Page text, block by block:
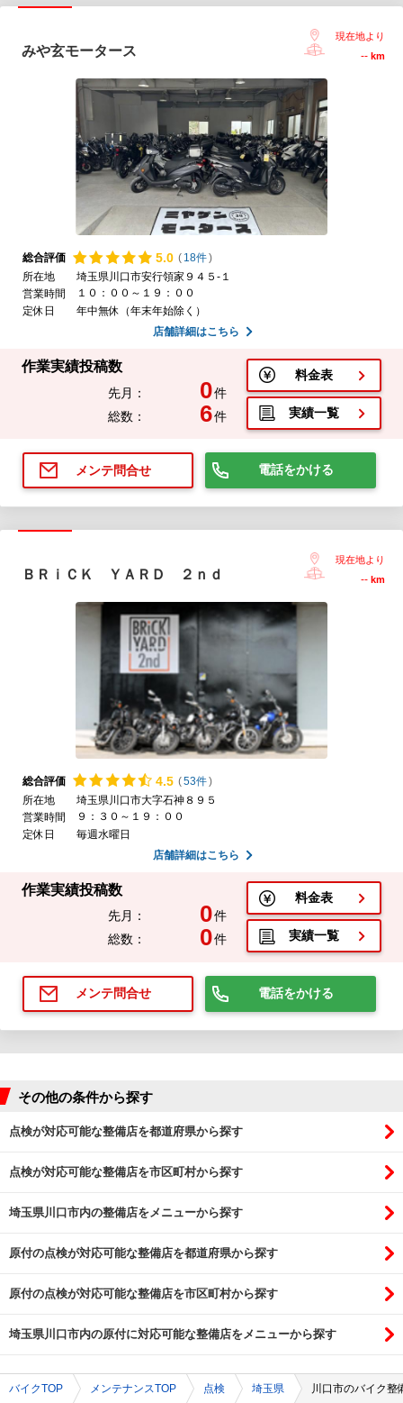
みや玄モータース
現在地より
-- km
総合評価 5.0 ( 18件)
所在地
埼玉県川口市安行領家９４５-１
営業時間
１０：００～１９：００
定休日
年中無休（年末年始除く）
店舗詳細はこちら
作業実績投稿数
先月： 0件
総数：
6件
料金表
実績一覧
メンテ問合せ 電話をかける
ＢＲｉＣＫ ＹＡＲＤ ２ｎｄ
現在地より
-- km
総合評価 4.5 (53件)
所在地
埼玉県川口市大字石神８９５
営業時間
９：３０～１９：００
定休日
毎週水曜日
店舗詳細はこちら
作業実績投稿数
先月： 0件
総数：
0件
料金表
実績一覧
メンテ問合せ 電話をかける
その他の条件から探す
点検が対応可能な整備店を都道府県から探す
点検が対応可能な整備店を市区町村から探す
埼玉県川口市内の整備店をメニューから探す
原付の点検が対応可能な整備店を都道府県から探す
原付の点検が対応可能な整備店を市区町村から探す
埼玉県川口市内の原付に対応可能な整備店をメニューから探す
バイクTOP メンテナンスTOP 点検 埼玉県 川口市のバイク整